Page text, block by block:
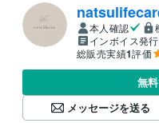
本人確認
インボイス発
総販売実績1評価
無
メッセージを送る